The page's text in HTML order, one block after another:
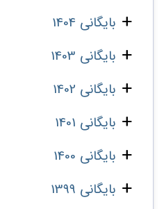
بایگانی 1404
بایگانی 1403
بایگانی 1402
بایگانی 1401
بایگانی 1400
بایگانی 1399